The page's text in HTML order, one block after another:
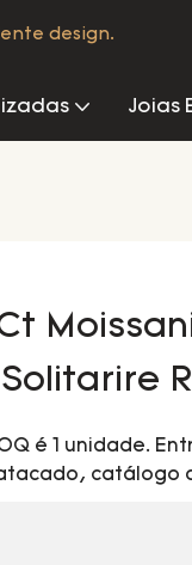
design.
Joias
é 1 unidade.
catálogo